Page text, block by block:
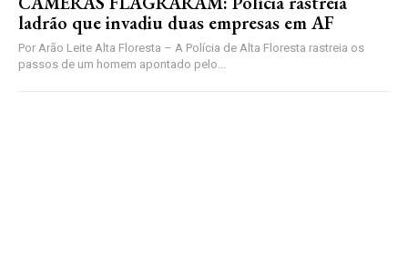
ladrão que invadiu duas empresas em AF
Por Arão Leite Alta Floresta – A Polícia de Alta Floresta rastreia os
passos de um homem apontado pelo...